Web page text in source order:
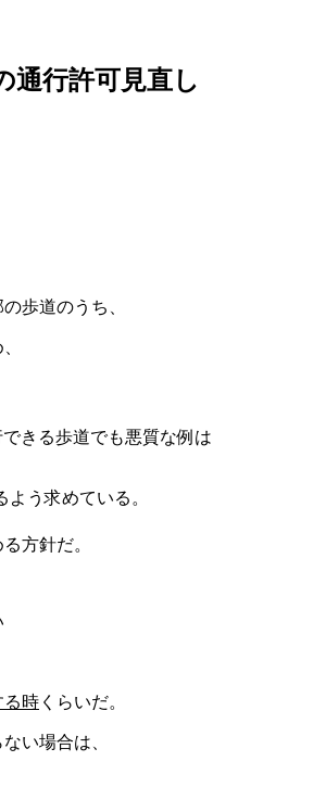
通行許可見直し
歩道のうち、
きる歩道でも悪質な例は
よう求めている。
方針だ。
る時 くらいだ。
い場合は、